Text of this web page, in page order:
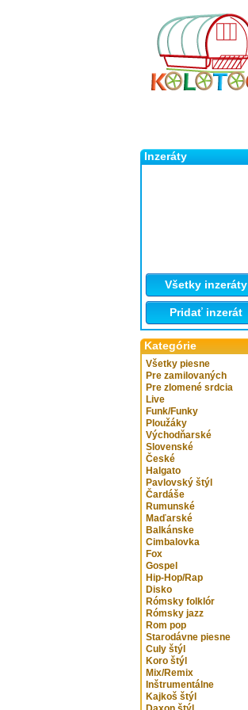
Inzeráty
Všetky inzeráty
Pridať inzerát
Kategórie
Všetky piesne
Pre zamilovaných
Pre zlomené srdcia
Live
Funk/Funky
Ploužáky
Východňarské
Slovenské
České
Halgato
Pavlovský štýl
Čardáše
Rumunské
Maďarské
Balkánske
Cimbalovka
Fox
Gospel
Hip-Hop/Rap
Disko
Rómsky folklór
Rómsky jazz
Rom pop
Starodávne piesne
Culy štýl
Koro štýl
Mix/Remix
Inštrumentálne
Kajkoš štýl